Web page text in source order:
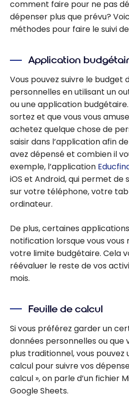
comment faire pour ne pas
dépenser plus que prévu?
méthodes pour faire le suivi
Application
Vous pouvez suivre le budget
personnelles en utilisant un
ou une application
sortez et que vous vous
achetez quelque chose de
saisir dans l’application afin
avez dépensé et combien il
exemple, l’application
iOS et Android, qui permet de
sur votre téléphone, votre
ordinateur.
De plus, certaines
notification lorsque vous
votre limite budgétaire. Cela
réévaluer le reste de vos
mois.
Feuille de calcul
Si vous préférez garder un
données personnelles ou que
plus traditionnel, vous pouvez
calcul pour suivre vos
calcul », on parle d’un fichier
Google Sheets.